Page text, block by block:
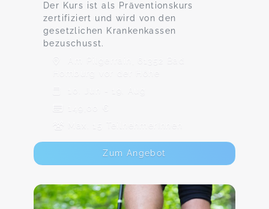
Der Kurs ist als Präventionskurs
zertifiziert und wird von den
gesetzlichen Krankenkassen
bezuschusst.
Am Pilgerrain, 61352 Bad
Homburg vor der Höhe
10. Jun - 19. Aug
149,00 €
Max. 15 TeilnehmerInnen
Zum Angebot